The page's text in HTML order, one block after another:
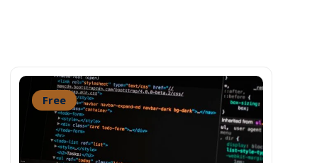
Free